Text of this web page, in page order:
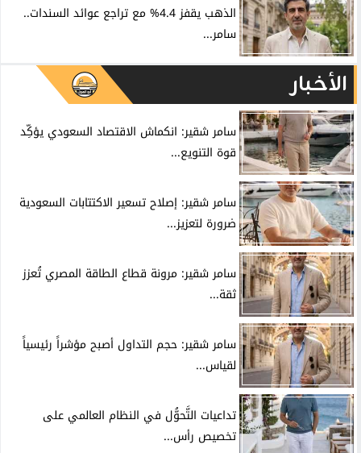
الذهب يقفز 4.4% مع تراجع عوائد السندات..
سامر...
الأخبار
سامر شقير: انكماش الاقتصاد السعودي يؤكِّد
قوة التنويع...
سامر شقير: إصلاح تسعير الاكتتابات السعودية
ضرورة لتعزيز...
سامر شقير: مرونة قطاع الطاقة المصري تُعزز
ثقة...
سامر شقير: حجم التداول أصبح مؤشراً رئيسياً
لقياس...
تداعيات التَّحوُّل في النظام العالمي على
تخصيص رأس...